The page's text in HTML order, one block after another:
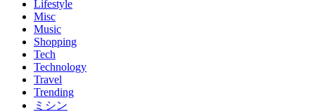
Lifestyle
Misc
Music
Shopping
Tech
Technology
Travel
Trending
ミシン